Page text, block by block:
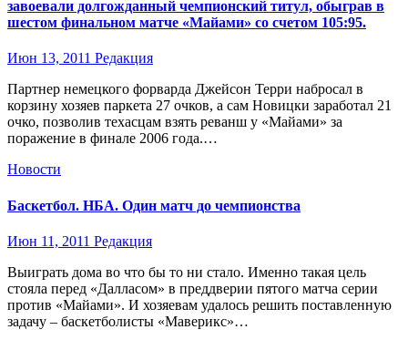
завоевали долгожданный чемпионский титул, обыграв в
шестом финальном матче «Майами» со счетом 105:95.
Июн 13, 2011 Редакция
Партнер немецкого форварда Джейсон Терри набросал в
корзину хозяев паркета 27 очков, а сам Новицки заработал 21
очко, позволив техасцам взять реванш у «Майами» за
поражение в финале 2006 года.…
Новости
Баскетбол. НБА. Один матч до чемпионства
Июн 11, 2011 Редакция
Выиграть дома во что бы то ни стало. Именно такая цель
стояла перед «Далласом» в преддверии пятого матча серии
против «Майами». И хозяевам удалось решить поставленную
задачу – баскетболисты «Маверикс»…